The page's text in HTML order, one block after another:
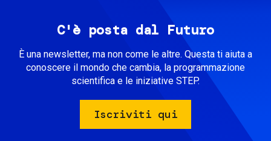
C'è posta dal Futuro
È una newsletter, ma non come le altre. Questa ti aiuta a
conoscere il mondo che cambia, la programmazione
scientifica e le iniziative STEP.
Iscriviti qui